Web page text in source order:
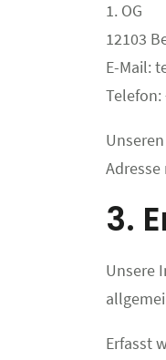
1. OG
12103
E-Mail:
Telefon:
3.
Unsere
Erfasst